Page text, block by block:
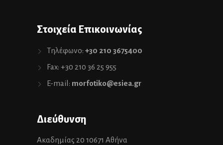
Στοιχεία Επικοινωνίας
Τηλέφωνο: +30 210 3675400
Fax: +30 210 36 25 955
E-mail: morfotiko@esiea.gr
Διεύθυνση
Ακαδημίας 20 10671 Αθήνα